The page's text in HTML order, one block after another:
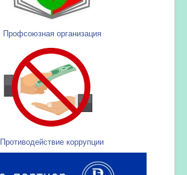
Профсоюзная организация
Противодействие коррупции